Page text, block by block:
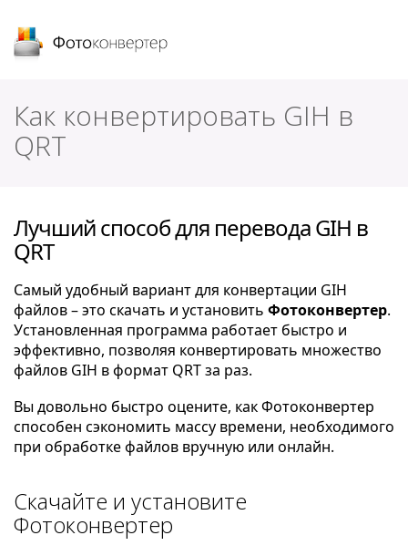
Как конвертировать GIH в
QRT
Лучший способ для перевода GIH в
QRT
Самый удобный вариант для конвертации GIH
файлов – это скачать и установить Фотоконвертер.
Установленная программа работает быстро и
эффективно, позволяя конвертировать множество
файлов GIH в формат QRT за раз.
Вы довольно быстро оцените, как Фотоконвертер
способен сэкономить массу времени, необходимого
при обработке файлов вручную или онлайн.
Скачайте и установите
Фотоконвертер